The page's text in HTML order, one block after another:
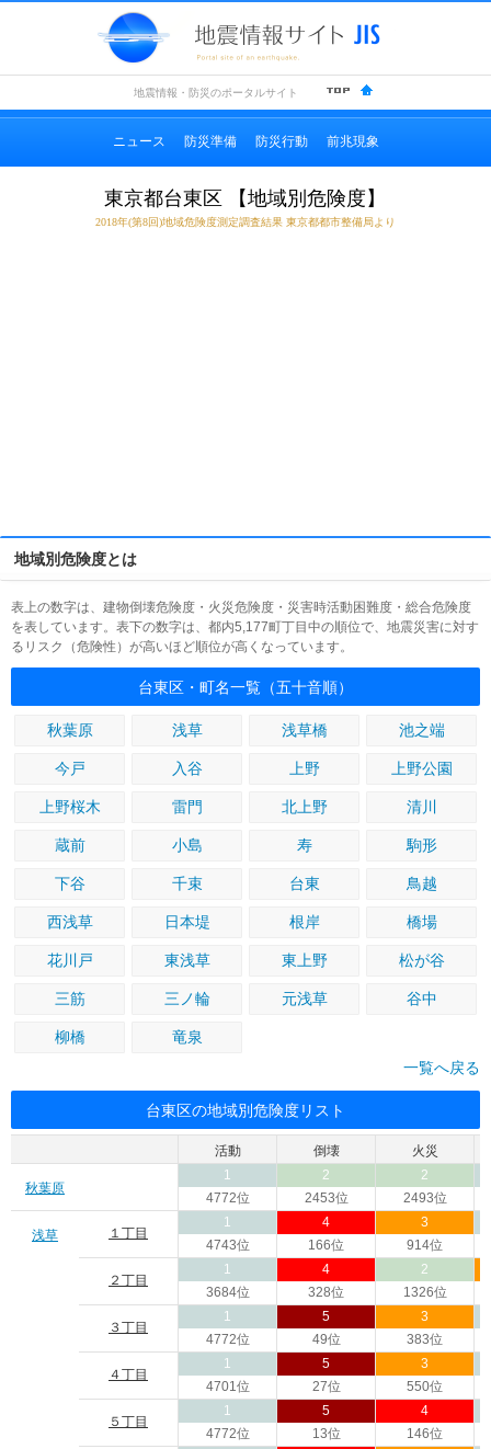
地震情報・防災のポータルサイト
ニュース 防災準備 防災行動 前兆現象
東京都台東区 【地域別危険度】
2018年(第8回)地域危険度測定調査結果 東京都都市整備局より
地域別危険度とは
表上の数字は、建物倒壊危険度・火災危険度・災害時活動困難度・総合危険度
を表しています。表下の数字は、都内5,177町丁目中の順位で、地震災害に対す
るリスク（危険性）が高いほど順位が高くなっています。
台東区・町名一覧（五十音順）
秋葉原 浅草 浅草橋 池之端
今戸 入谷 上野 上野公園
上野桜木 雷門 北上野 清川
蔵前 小島 寿 駒形
下谷 千束 台東 鳥越
西浅草 日本堤 根岸 橋場
花川戸 東浅草 東上野 松が谷
三筋 三ノ輪 元浅草 谷中
柳橋
竜泉
一覧へ戻る
台東区の地域別危険度リスト
活動 倒壊 火災
秋葉原
1
4772位
2
2453位
2
2493位
浅草 １丁目
1
4743位
4
166位
3
914位
２丁目
1
3684位
4
328位
2
1326位
３丁目
1
4772位
5
49位
3
383位
４丁目
1
4701位
5
27位
3
550位
５丁目
1
4772位
5
13位
4
146位